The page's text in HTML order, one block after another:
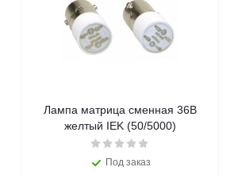
Лампа матрица сменная 36В
желтый IEK (50/5000)
Под заказ